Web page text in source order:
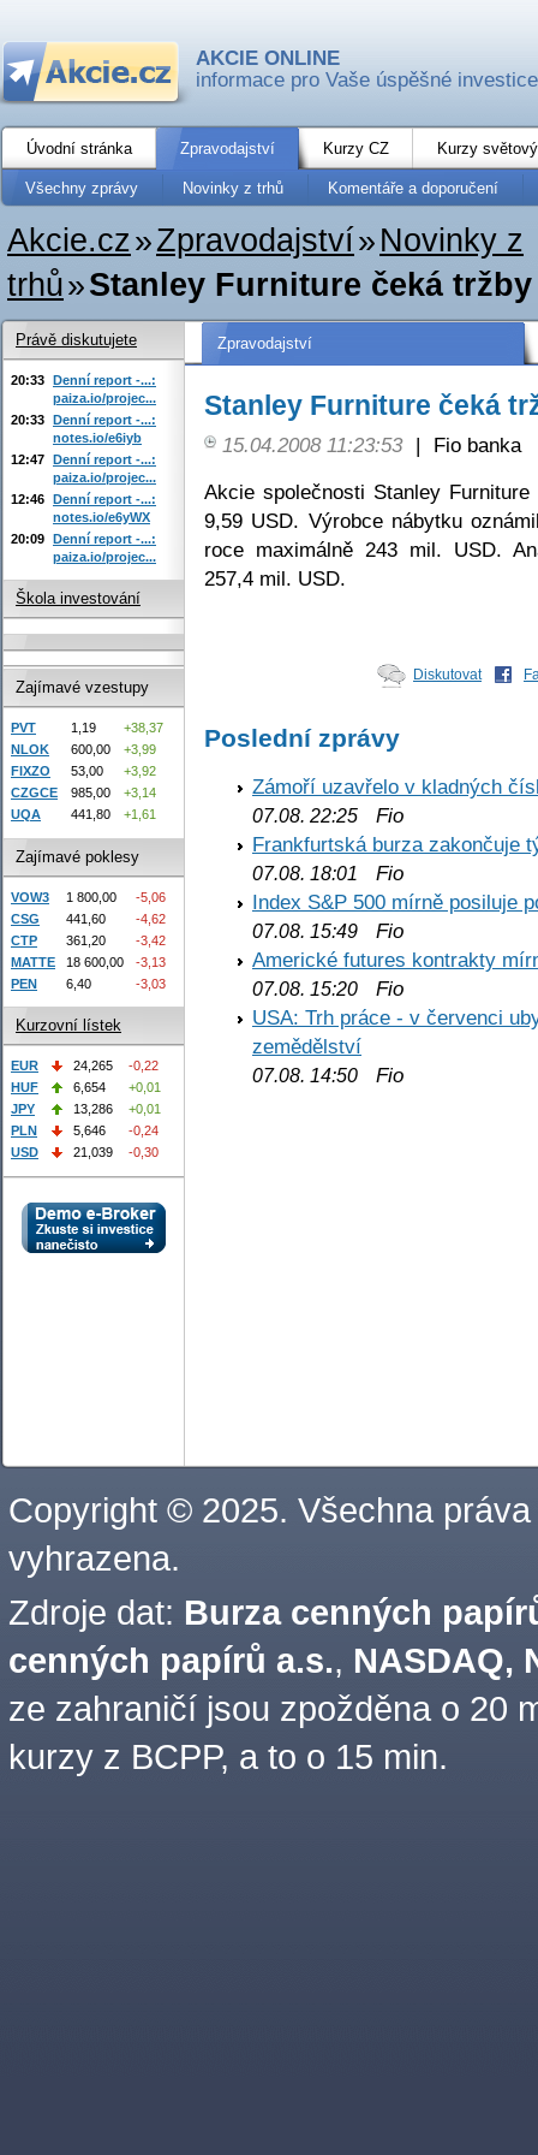
AKCIE ONLINE
informace pro Vaše úspěšné investice
Úvodní stránka Zpravodajství Kurzy CZ Kurzy
Všechny zprávy Novinky z trhů Komentáře a doporučení
Akcie.cz»Zpravodajství» Novinky z
trhů»Stanley Furniture čeká
Zpravodajství
Stanley Furniture čeká
15.04.2008 11:23:53 |
Fio banka
Akcie společnosti Stanley
9,59 USD. Výrobce nábytku
roce maximálně 243 mil. USD.
257,4 mil. USD.
Diskutovat
Poslední zprávy
Zámoří uzavřelo v kladných
07.08. 22:25 Fio
Frankfurtská burza zakončuje
07.08. 18:01
Fio
Index S&P 500 mírně posiluje
07.08. 15:49 Fio
Americké futures kontrakty
07.08. 15:20 Fio
USA: Trh práce - v červenci
zemědělství
07.08. 14:50 Fio
Právě diskutujete
20:33 Denní report -...:
paiza.io/projec...
20:33 Denní report -...:
notes.io/e6iyb
12:47 Denní report -...:
paiza.io/projec...
12:46 Denní report -...:
notes.io/e6yWX
20:09 Denní report -...:
paiza.io/projec...
Škola investování
Zajímavé vzestupy
PVT 1,19
+38,37
NLOK
600,00
+3,99
FIXZO
53,00
+3,92
CZGCE
985,00
+3,14
UQA
441,80 +1,61
Zajímavé poklesy
VOW3 1 800,00
-5,06
CSG
441,60
-4,62
CTP
361,20
-3,42
MATTE
18 600,00
-3,13
PEN
6,40 -3,03
Kurzovní lístek
EUR 24,265
-0,22
HUF
6,654
+0,01
JPY
13,286
+0,01
PLN
5,646
-0,24
USD
21,039 -0,30
Copyright © 2025. Všechna práva
vyhrazena.
Zdroje dat: Burza cenných
cenných papírů a.s., NASDAQ,
ze zahraničí jsou zpožděna o 20
kurzy z BCPP, a to o 15 min.